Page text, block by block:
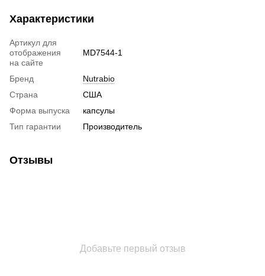
Характеристики
Артикул для
отображения
на сайте
MD7544-1
Бренд
Nutrabio
Страна
США
Форма выпуска
капсулы
Тип гарантии
Производитель
Отзывы
Добавьте первый отзыв